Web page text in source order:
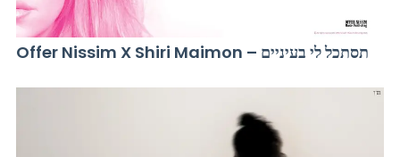
Offer Nissim X Shiri Maimon – תסתכל לי בעיניים